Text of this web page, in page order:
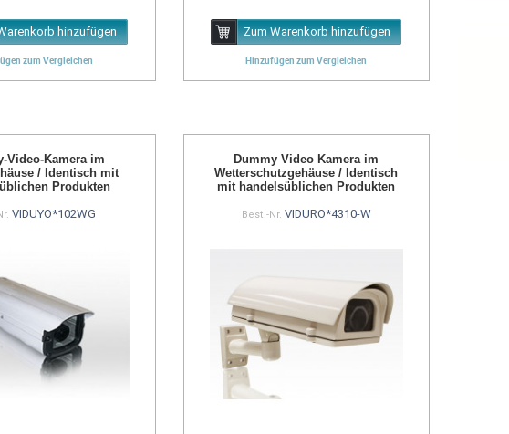
hinzufügen
zum Vergleichen
Zum Warenkorb hinzufügen
Hinzufügen zum Vergleichen
Video-Kamera im
/ Identisch mit
Produkten
VIDUYO*102WG
Dummy Video Kamera im
Wetterschutzgehäuse / Identisch
mit handelsüblichen Produkten
Best.-Nr. VIDURO*4310-W